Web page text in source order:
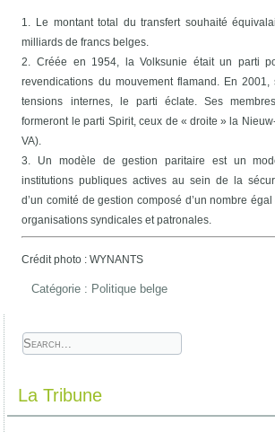
1. Le montant total du transfert souhaité
milliards de francs belges.
2. Créée en 1954, la Volksunie était un parti
revendications du mouvement flamand. En
tensions internes, le parti éclate. Ses
formeront le parti Spirit, ceux de « droite » la
VA).
3. Un modèle de gestion paritaire est un
institutions publiques actives au sein de la
d’un comité de gestion composé d’un nombre
organisations syndicales et patronales.
Crédit photo : WYNANTS
Catégorie : Politique belge
La Tribune